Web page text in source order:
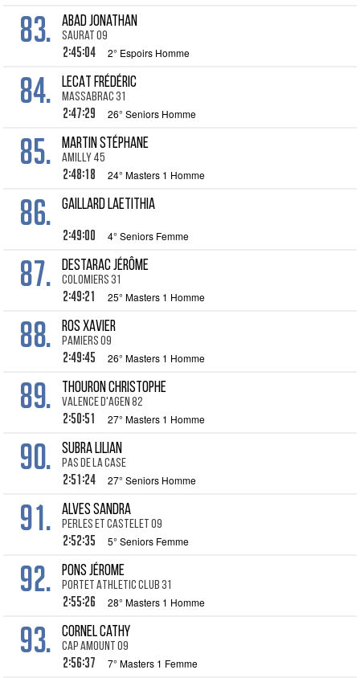
83. ABAD Jonathan
Saurat 09
2:45:04 2° Espoirs Homme
84. LECAT Frédéric
Massabrac 31
2:47:29 26° Seniors Homme
85. MARTIN Stéphane
Amilly 45
2:48:18 24° Masters 1 Homme
86. GAILLARD Laetithia
2:49:00 4° Seniors Femme
87. DESTARAC Jérôme
Colomiers 31
2:49:21 25° Masters 1 Homme
88. ROS Xavier
Pamiers 09
2:49:45 26° Masters 1 Homme
89. THOURON Christophe
Valence d'Agen 82
2:50:51 27° Masters 1 Homme
90. SUBRA Lilian
Pas de la Case
2:51:24 27° Seniors Homme
91. ALVES Sandra
Perles et Castelet 09
2:52:35 5° Seniors Femme
92. PONS Jérome
Portet Athletic Club 31
2:55:26 28° Masters 1 Homme
93. CORNEL Cathy
Cap Amount 09
2:56:37 7° Masters 1 Femme